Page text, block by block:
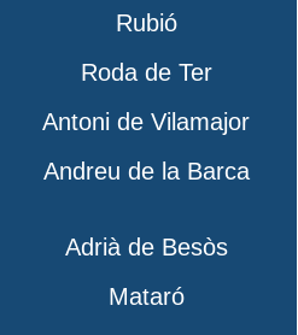
Rubió
Roda de Ter
Antoni de Vilamajor
Andreu de la Barca
Adrià de Besòs
Mataró